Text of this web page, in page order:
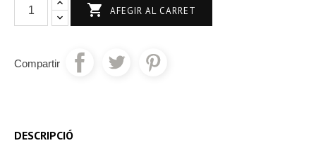
 AFEGIR AL CARRET
Compartir
DESCRIPCIÓ